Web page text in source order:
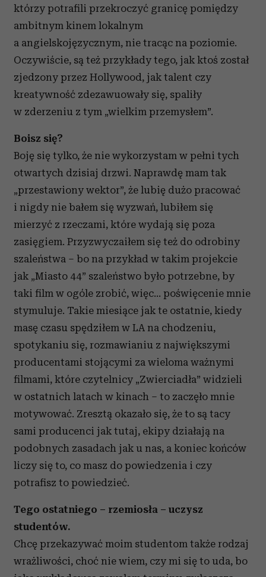
którzy potrafili przekroczyć granicę pomiędzy
ambitnym kinem lokalnym
a angielskojęzycznym, nie tracąc na poziomie.
Oczywiście, są też przykłady tego, jak ktoś został
zjedzony przez Hollywood, jak talent czy
kreatywność zdezawuowały się, spaliły
w zderzeniu z tym „wielkim przemysłem”.
Boisz się?
Boję się tylko, że nie wykorzystam w pełni tych
otwartych dzisiaj drzwi. Naprawdę mam tak
„przestawiony wektor”, że lubię dużo pracować
i nigdy nie bałem się wyzwań, lubiłem się
mierzyć z rzeczami, które wydają się poza
zasięgiem. Przyzwyczaiłem się też do odrobiny
szaleństwa – bo na przykład w takim projekcie
jak „Miasto 44” szaleństwo było potrzebne, by
taki film w ogóle zrobić, więc… poświęcenie mnie
stymuluje. Takie miesiące jak te ostatnie, kiedy
masę czasu spędziłem w LA na chodzeniu,
spotykaniu się, rozmawianiu z największymi
producentami stojącymi za wieloma ważnymi
filmami, które czytelnicy „Zwierciadła” widzieli
w ostatnich latach w kinach – to zaczęło mnie
motywować. Zresztą okazało się, że to są tacy
sami producenci jak tutaj, ekipy działają na
podobnych zasadach jak u nas, a koniec końców
liczy się to, co masz do powiedzenia i czy
potrafisz to powiedzieć.
Tego ostatniego – rzemiosła – uczysz
studentów.
Chcę przekazywać moim studentom także rodzaj
wrażliwości, choć nie wiem, czy mi się to uda, bo